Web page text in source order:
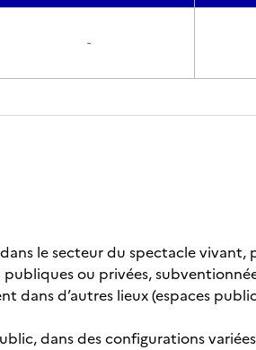
-
le secteur du spectacle vivant,
ou privées,
dans d’autres lieux (espaces
dans des configurations